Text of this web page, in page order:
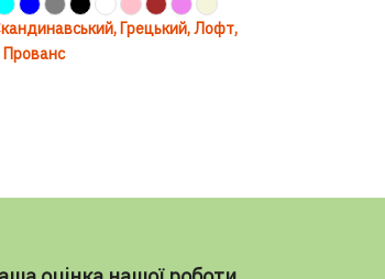
Грецький Лофт
Прованс